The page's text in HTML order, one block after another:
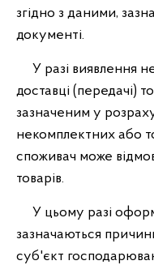
згідно з даними,
документі.
У разі виявлення
доставці (передачі)
зазначеним у
некомплектних або
споживач може
товарів.
У цьому разі
зазначаються
суб'єкт